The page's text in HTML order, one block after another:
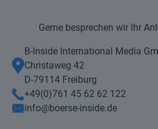
Gerne besprechen wir Ihr
B-Inside International Media
Christaweg 42
D-79114 Freiburg
+49(0)761 45 62 62 122
info@boerse-inside.de